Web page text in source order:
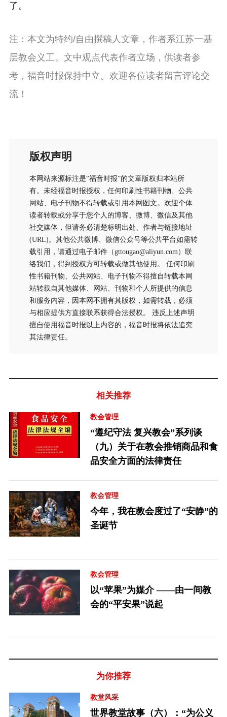
了。
注：本文为特约/自由撰稿人文章，作者系江苏一基
层教会义工。文中观点代表作者立场，供读者参
考，福音时报保持中立。欢迎各位读者留言评论交
流！
版权声明
本网站来源标注是“福音时报”的文章版权归本站所
有。未经福音时报授权，任何印刷性书籍刊物、公共
网站、电子刊物不得转载或引用本网图文。欢迎个体
读者转载或分享于您个人的博客、微博、微信及其他
社交媒体，但请务必清楚标明出处、作者与链接地址
(URL)。其他公共微博、微信公众号等公共平台如需转
载引用，请通过电子邮件（gttougao@aliyun.com）联
络我们，得到授权方可转载或做其他使用。 任何印刷
性书籍刊物、公共网站、电子刊物不得擅自转载本网
站转载自其他媒体、网站、刊物和个人所提供的信息
和服务内容，因本网不拥有其版权，如需转载，必须
与相应提供方直接联系获得合法授权。 违反上述声明
擅自使用福音时报以上内容的，福音时报将依法追究
其法律责任。
相关推荐
教会管理
“遵纪守法 复兴教会”系列谈
（九）关于在教会推销商品和食
品安全方面的法律责任
教会管理
今年，我在教会度过了“安静”的
圣诞节
教会管理
以“苹果”为媒介 ——由一间教
会的“平安果”说起
为你推荐
教堂风采
世界教堂故事（六）：“为公义